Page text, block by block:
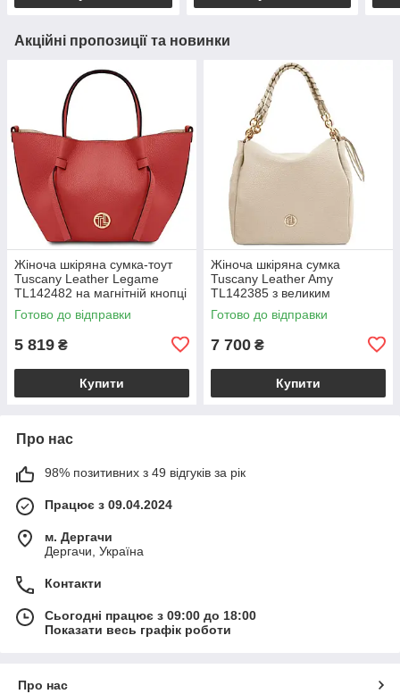
Акційні пропозиції та новинки
Жіноча шкіряна сумка-тоут
Tuscany Leather Legame
TL142482 на магнітній кнопці
з плечовим ременем,
коралова BS2482_1_105
Готово до відправки
5 819 ₴
Купити
Жіноча шкіряна сумка
Tuscany Leather Amy
TL142385 з великим
відділенням і плечовим
ременем, бежева
Готово до відправки
7 700 ₴
Купити
Про нас
98% позитивних з 49 відгуків за рік
Працює з 09.04.2024
м. Дергачи
Дергачи, Україна
Контакти
Сьогодні працює з 09:00 до 18:00
Показати весь графік роботи
Про нас